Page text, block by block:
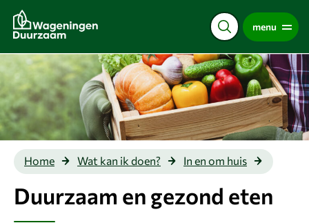
Direct
naar
de
content
menu
Home Wat kan ik doen? In en om huis
en
Duurzaam en gezond eten